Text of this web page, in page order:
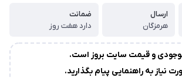
ارسال
هرمزگان
ضمانت
دارد هفت روز
و قیمت سایت بروز است.
نیاز به راهنمایی پیام بگذارید.